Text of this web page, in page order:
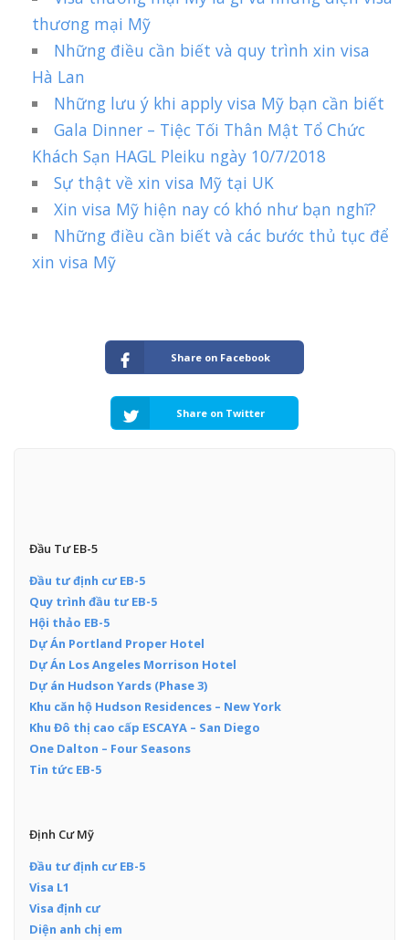
thương mại Mỹ
Những điều cần biết và quy trình xin visa
Hà Lan
Những lưu ý khi apply visa Mỹ bạn cần biết
Gala Dinner – Tiệc Tối Thân Mật Tổ Chức
Khách Sạn HAGL Pleiku ngày 10/7/2018
Sự thật về xin visa Mỹ tại UK
Xin visa Mỹ hiện nay có khó như bạn nghĩ?
Những điều cần biết và các bước thủ tục để
xin visa Mỹ
Share on Facebook
Share on Twitter
Đầu Tư EB-5
Đầu tư định cư EB-5
Quy trình đầu tư EB-5
Hội thảo EB-5
Dự Án Portland Proper Hotel
Dự Án Los Angeles Morrison Hotel
Dự án Hudson Yards (Phase 3)
Khu căn hộ Hudson Residences – New York
Khu Đô thị cao cấp ESCAYA – San Diego
One Dalton – Four Seasons
Tin tức EB-5
Định Cư Mỹ
Đầu tư định cư EB-5
Visa L1
Visa định cư
Diện anh chị em